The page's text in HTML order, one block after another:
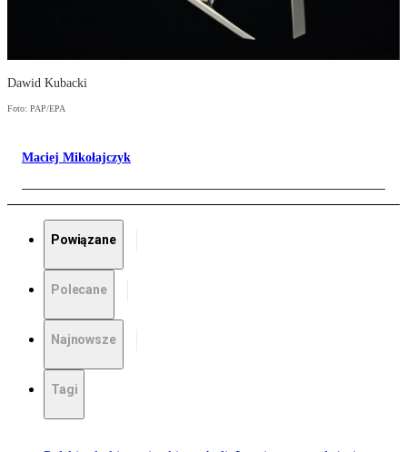
Dawid Kubacki
Foto: PAP/EPA
Maciej Mikołajczyk
Powiązane
Polecane
Najnowsze
Tagi